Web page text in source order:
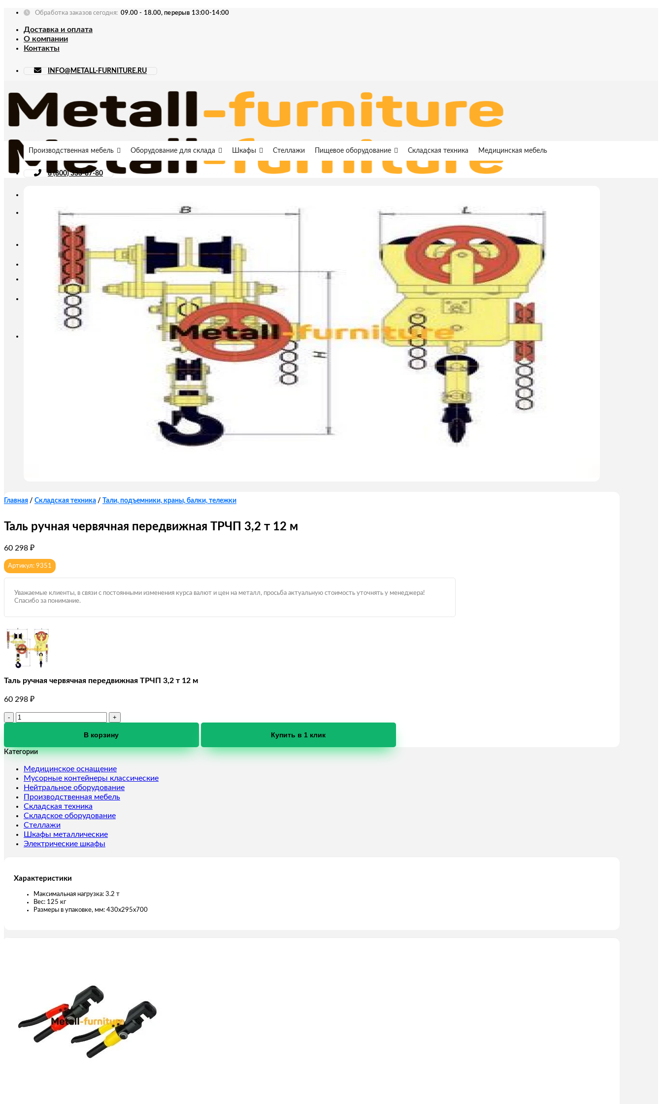
Skip
content
Обработка заказов сегодня: 09.00 - 18.00, перерыв 13:00-14:00
Доставка и оплата
О компании
Контакты
INFO@METALL-FURNITURE.RU
INFO@METALL-FURNITURE.RU
8 (800) 333-87-80
Корзина пуста.
Производственная мебель Оборудование для склада Шкафы Стеллажи Пищевое оборудование Складская техника Медицинская мебель
8 (800) 333-87-80
Главная / Складская техника / Тали, подъемники, краны, балки, тележки
Таль ручная червячная передвижная ТРЧП 3,2 т 12 м
60 298 ₽
Артикул: 9351
Уважаемые клиенты, в связи с постоянными изменения курса валют и цен на металл, просьба актуальную стоимость уточнять у менеджера!
Спасибо за понимание.
Таль ручная червячная передвижная ТРЧП 3,2 т 12 м
60 298 ₽
Количество
червячная
ТРЧП
3,2
т
12
м
В корзину Купить в 1 клик
Категории
Медицинское оснащение
Мусорные контейнеры классические
Нейтральное оборудование
Производственная мебель
Складская техника
Складское оборудование
Стеллажи
Шкафы металлические
Электрические шкафы
Характеристики
Максимальная нагрузка: 3.2 т
Вес: 125 кг
Размеры в упаковке, мм: 430x295x700